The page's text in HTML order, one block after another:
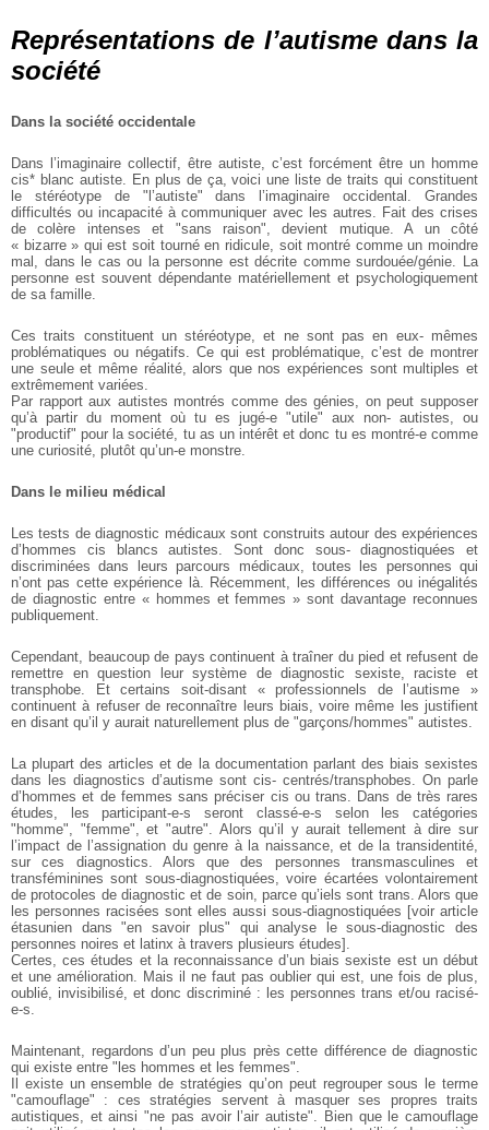
Représentations de l’autisme dans la
société
Dans la société occidentale
Dans l’imaginaire collectif, être autiste, c’est forcément être un homme
cis* blanc autiste. En plus de ça, voici une liste de traits qui constituent
le stéréotype de "l’autiste" dans l’imaginaire occidental. Grandes
difficultés ou incapacité à communiquer avec les autres. Fait des crises
de colère intenses et "sans raison", devient mutique. A un côté
« bizarre » qui est soit tourné en ridicule, soit montré comme un moindre
mal, dans le cas ou la personne est décrite comme surdouée/génie. La
personne est souvent dépendante matériellement et psychologiquement
de sa famille.
Ces traits constituent un stéréotype, et ne sont pas en eux- mêmes
problématiques ou négatifs. Ce qui est problématique, c’est de montrer
une seule et même réalité, alors que nos expériences sont multiples et
extrêmement variées.
Par rapport aux autistes montrés comme des génies, on peut supposer
qu’à partir du moment où tu es jugé-e "utile" aux non- autistes, ou
"productif" pour la société, tu as un intérêt et donc tu es montré-e comme
une curiosité, plutôt qu’un-e monstre.
Dans le milieu médical
Les tests de diagnostic médicaux sont construits autour des expériences
d’hommes cis blancs autistes. Sont donc sous- diagnostiquées et
discriminées dans leurs parcours médicaux, toutes les personnes qui
n’ont pas cette expérience là. Récemment, les différences ou inégalités
de diagnostic entre « hommes et femmes » sont davantage reconnues
publiquement.
Cependant, beaucoup de pays continuent à traîner du pied et refusent de
remettre en question leur système de diagnostic sexiste, raciste et
transphobe. Et certains soit-disant « professionnels de l’autisme »
continuent à refuser de reconnaître leurs biais, voire même les justifient
en disant qu’il y aurait naturellement plus de "garçons/hommes" autistes.
La plupart des articles et de la documentation parlant des biais sexistes
dans les diagnostics d’autisme sont cis- centrés/transphobes. On parle
d’hommes et de femmes sans préciser cis ou trans. Dans de très rares
études, les participant-e-s seront classé-e-s selon les catégories
"homme", "femme", et "autre". Alors qu’il y aurait tellement à dire sur
l’impact de l’assignation du genre à la naissance, et de la transidentité,
sur ces diagnostics. Alors que des personnes transmasculines et
transféminines sont sous-diagnostiquées, voire écartées volontairement
de protocoles de diagnostic et de soin, parce qu’iels sont trans. Alors que
les personnes racisées sont elles aussi sous-diagnostiquées [voir article
étasunien dans "en savoir plus" qui analyse le sous-diagnostic des
personnes noires et latinx à travers plusieurs études].
Certes, ces études et la reconnaissance d’un biais sexiste est un début
et une amélioration. Mais il ne faut pas oublier qui est, une fois de plus,
oublié, invisibilisé, et donc discriminé : les personnes trans et/ou racisé-
e-s.
Maintenant, regardons d’un peu plus près cette différence de diagnostic
qui existe entre "les hommes et les femmes".
Il existe un ensemble de stratégies qu’on peut regrouper sous le terme
"camouflage" : ces stratégies servent à masquer ses propres traits
autistiques, et ainsi "ne pas avoir l’air autiste". Bien que le camouflage